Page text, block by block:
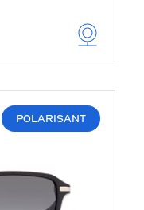
POLARISANT